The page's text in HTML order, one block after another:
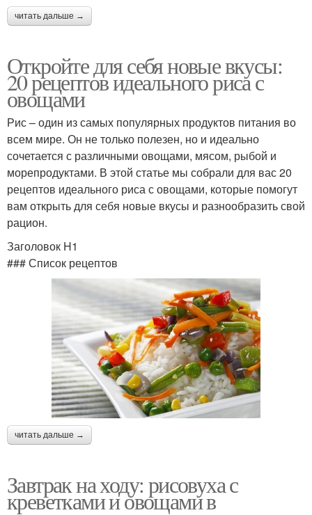
читать дальше →
Откройте для себя новые вкусы:
20 рецептов идеального риса с
овощами
Рис – один из самых популярных продуктов питания во
всем мире. Он не только полезен, но и идеально
сочетается с различными овощами, мясом, рыбой и
морепродуктами. В этой статье мы собрали для вас 20
рецептов идеального риса с овощами, которые помогут
вам открыть для себя новые вкусы и разнообразить свой
рацион.
Заголовок H1
### Список рецептов
читать дальше →
Завтрак на ходу: рисовуха с
креветками и овощами в